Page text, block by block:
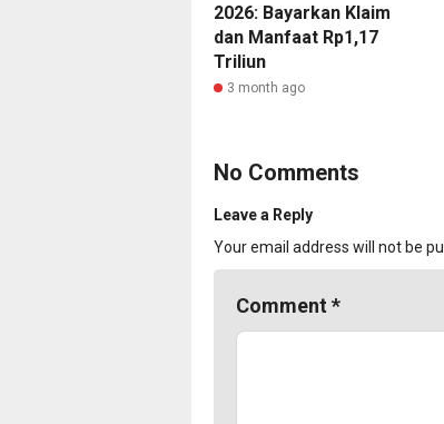
2026: Bayarkan Klaim
dan Manfaat Rp1,17
Triliun
3 month ago
No Comments
Leave a Reply
Your email address will not be
Comment *